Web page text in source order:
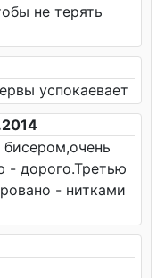
не терять
успокаевает
- дорого.Третью
- нитками